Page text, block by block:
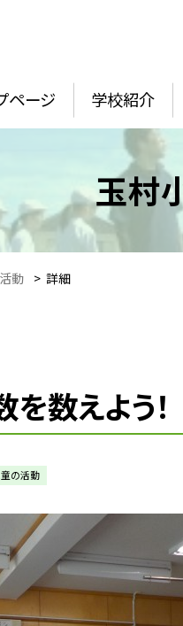
ページ 学校紹介
玉村
動 > 詳細
数えよう！
の活動